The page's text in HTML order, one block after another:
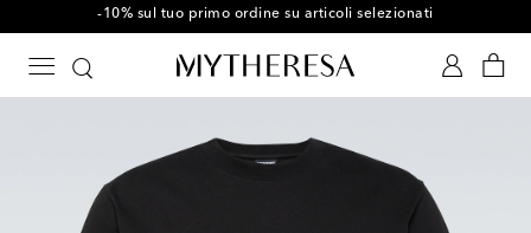
-10% sul tuo primo ordine su articoli selezionati